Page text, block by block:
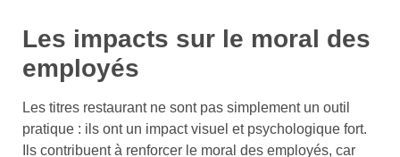
Les impacts sur le moral des
employés
Les titres restaurant ne sont pas simplement un outil
pratique : ils ont un impact visuel et psychologique fort.
Ils contribuent à renforcer le moral des employés, car